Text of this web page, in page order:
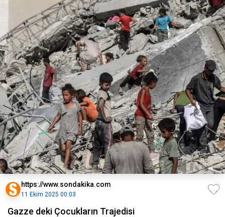
https://www.sondakika.com
11 Ekim 2025 00:03
Gazze deki Çocukların Trajedisi